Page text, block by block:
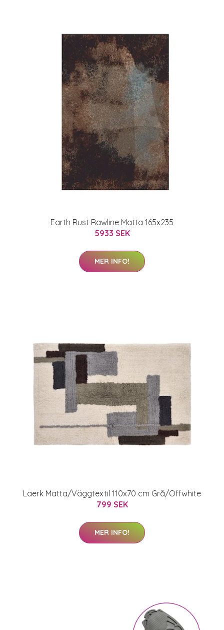
Earth Rust Rawline Matta 165x235
5933 SEK
MER INFO!
Laerk Matta/Väggtextil 110x70 cm Grå/Offwhite
799 SEK
MER INFO!